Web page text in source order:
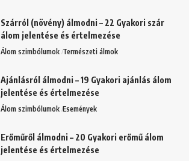
Szárról (növény) álmodni – 22 Gyakori szár
álom jelentése és értelmezése
Álom szimbólumok Természeti álmok
Ajánlásról álmodni – 19 Gyakori ajánlás álom
jelentése és értelmezése
Álom szimbólumok Események
Erőműről álmodni – 20 Gyakori erőmű álom
jelentése és értelmezése